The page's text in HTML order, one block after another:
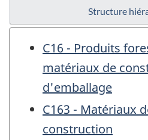
Structure
C16 - Produits
matériaux de
d'emballage
C163 - Matériaux
construction